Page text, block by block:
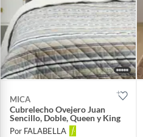
MICA
Cubrelecho Ovejero Juan
Sencillo, Doble, Queen y King
Por FALABELLA